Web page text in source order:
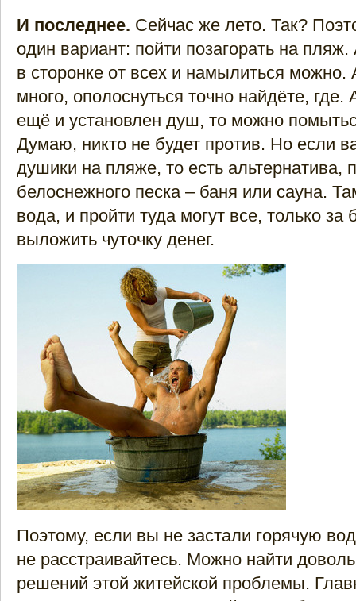
И последнее. Сейчас же лето. Так?
один вариант: пойти позагорать на
в сторонке от всех и намылиться можно.
много, ополоснуться точно найдёте,
ещё и установлен душ, то можно
Думаю, никто не будет против. Но если
душики на пляже, то есть альтернатива,
белоснежного песка – баня или сауна.
вода, и пройти туда могут все, только за
выложить чуточку денег.
Поэтому, если вы не застали горячую
не расстраивайтесь. Можно найти
решений этой житейской проблемы.